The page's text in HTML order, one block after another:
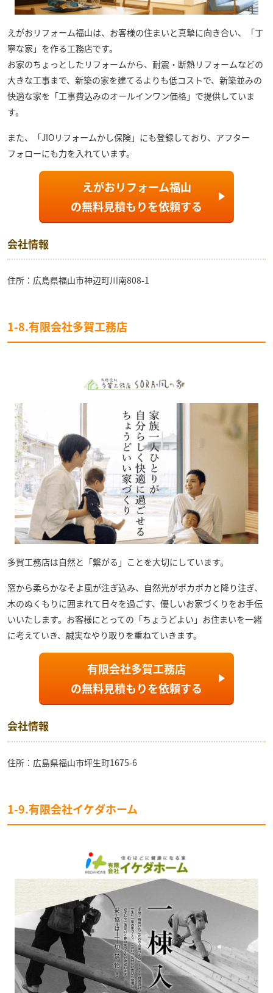
えがおリフォーム福山は、お客様の住まいと真摯に向き合い、「丁
寧な家」を作る工務店です。
お家のちょっとしたリフォームから、耐震・断熱リフォームなどの
大きな工事まで、新築の家を建てるよりも低コストで、新築並みの
快適な家を「工事費込みのオールインワン価格」で提供していま
す。
また、「JIOリフォームかし保険」にも登録しており、アフター
フォローにも力を入れています。
えがおリフォーム福山
の無料見積もりを依頼する
会社情報
住所：広島県福山市神辺町川南808-1
1-8.有限会社多賀工務店
多賀工務店は自然と「繋がる」ことを大切にしています。
窓から柔らかなそよ風が注ぎ込み、自然光がポカポカと降り注ぎ、
木のぬくもりに囲まれて日々を過ごす、優しいお家づくりをお手伝
いいたします。お客様にとっての「ちょうどよい」お住まいを一緒
に考えていき、誠実なやり取りを重ねていきます。
有限会社多賀工務店
の無料見積もりを依頼する
会社情報
住所：広島県福山市坪生町1675-6
1-9.有限会社イケダホーム